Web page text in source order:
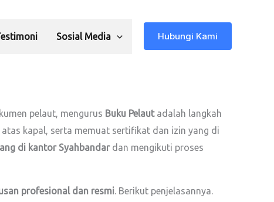
Sosial Media Hubungi Kami
pelaut, mengurus Buku Pelautadalah langkah
kapal, serta memuat sertifikat dan izin yang di
di kantor Syahbandardan mengikuti proses
profesional dan resmi. Berikut penjelasannya.